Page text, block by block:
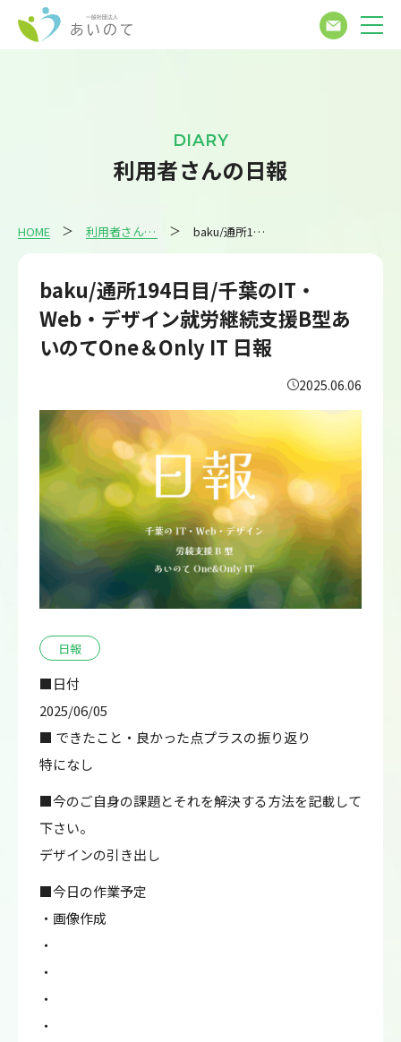
DIARY
利用者さんの日報
HOME 利用者さんの日報 baku/通所194日目/千葉のIT・Web・デザイン就労継続支援B型あいのてOne＆Only IT 日報
baku/通所194日目/千葉のIT・
Web・デザイン就労継続支援B型あ
いのてOne＆Only IT 日報
2025.06.06
日報
■日付
2025/06/05
■ できたこと・良かった点プラスの振り返り
特になし
■今のご自身の課題とそれを解決する方法を記載して
下さい。
デザインの引き出し
■今日の作業予定
・画像作成
・
・
・
・